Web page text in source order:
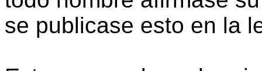
se publicase esto en la